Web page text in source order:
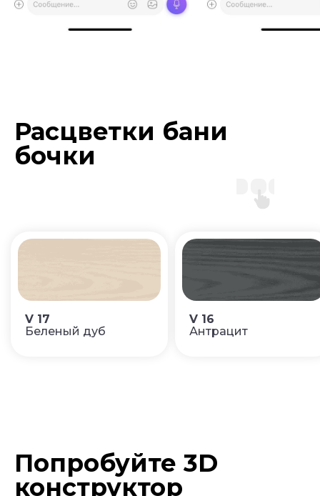
Расцветки бани
бочки
V 16
Антрацит
V 17
Беленый дуб
Попробуйте 3D
конструктор
Подберите расцветку